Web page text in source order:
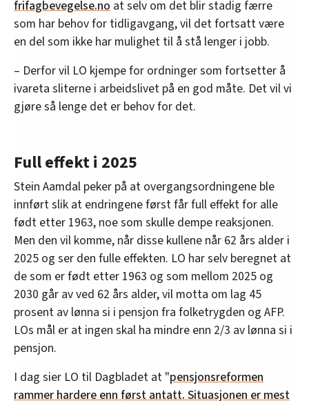
frifagbevegelse.no at selv om det blir stadig færre
som har behov for tidligavgang, vil det fortsatt være
en del som ikke har mulighet til å stå lenger i jobb.
– Derfor vil LO kjempe for ordninger som fortsetter å
ivareta sliterne i arbeidslivet på en god måte. Det vil vi
gjøre så lenge det er behov for det.
Full effekt i 2025
Stein Aamdal peker på at overgangsordningene ble
innført slik at endringene først får full effekt for alle
født etter 1963, noe som skulle dempe reaksjonen.
Men den vil komme, når disse kullene når 62 års alder i
2025 og ser den fulle effekten. LO har selv beregnet at
de som er født etter 1963 og som mellom 2025 og
2030 går av ved 62 års alder, vil motta om lag 45
prosent av lønna si i pensjon fra folketrygden og AFP.
LOs mål er at ingen skal ha mindre enn 2/3 av lønna si i
pensjon.
I dag sier LO til Dagbladet at "pensjonsreformen
rammer hardere enn først antatt. Situasjonen er mest